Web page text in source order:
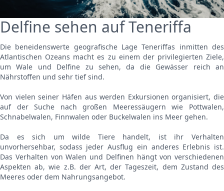
Delfine sehen auf Teneriffa
Die beneidenswerte geografische Lage Teneriffas inmitten des
Atlantischen Ozeans macht es zu einem der privilegierten Ziele,
um Wale und Delfine zu sehen, da die Gewässer reich an
Nährstoffen und sehr tief sind.
Von vielen seiner Häfen aus werden Exkursionen organisiert, die
auf der Suche nach großen Meeressäugern wie Pottwalen,
Schnabelwalen, Finnwalen oder Buckelwalen ins Meer gehen.
Da es sich um wilde Tiere handelt, ist ihr Verhalten
unvorhersehbar, sodass jeder Ausflug ein anderes Erlebnis ist.
Das Verhalten von Walen und Delfinen hängt von verschiedenen
Aspekten ab, wie z.B. der Art, der Tageszeit, dem Zustand des
Meeres oder dem Nahrungsangebot.